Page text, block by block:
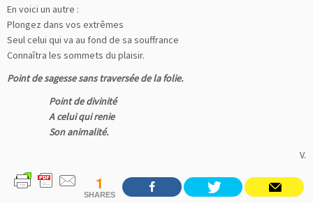
En voici un autre :
Plongez dans vos extrêmes
Seul celui qui va au fond de sa souffrance
Connaîtra les sommets du plaisir.
Point de sagesse sans traversée de la folie.
Point de divinité
A celui qui renie
Son animalité.
V.
1
SHARES